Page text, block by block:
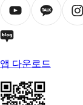
앱 다운로드